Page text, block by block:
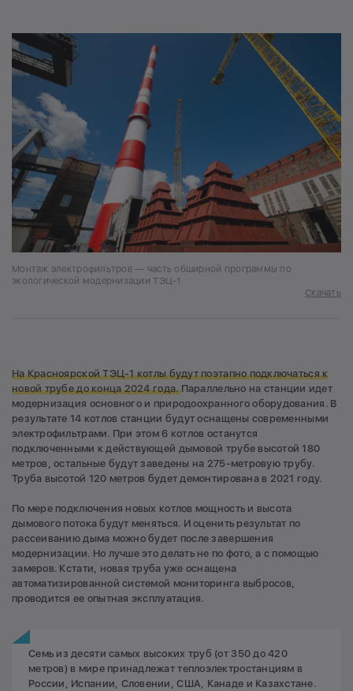
Монтаж электрофильтров — часть обширной программы по
экологической модернизации ТЭЦ-1
Скачать
На Красноярской ТЭЦ-1 котлы будут поэтапно подключаться к
новой трубе до конца 2024 года.Параллельно на станции идет
модернизация основного и природоохранного оборудования. В
результате 14 котлов станции будут оснащены современными
электрофильтрами. При этом 6 котлов останутся
подключенными к действующей дымовой трубе высотой 180
метров, остальные будут заведены на 275-метровую трубу.
Труба высотой 120 метров будет демонтирована в 2021 году.
По мере подключения новых котлов мощность и высота
дымового потока будут меняться. И оценить результат по
рассеиванию дыма можно будет после завершения
модернизации. Но лучше это делать не по фото, а с помощью
замеров. Кстати, новая труба уже оснащена
автоматизированной системой мониторинга выбросов,
проводится ее опытная эксплуатация.
Семь из десяти самых высоких труб (от 350 до 420
метров) в мире принадлежат теплоэлектростанциям в
России, Испании, Словении, США, Канаде и Казахстане.